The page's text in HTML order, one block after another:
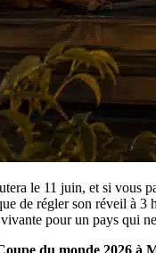
le 11 juin, et si vous
de régler son réveil à 3
pour un pays qui
du monde 2026 à